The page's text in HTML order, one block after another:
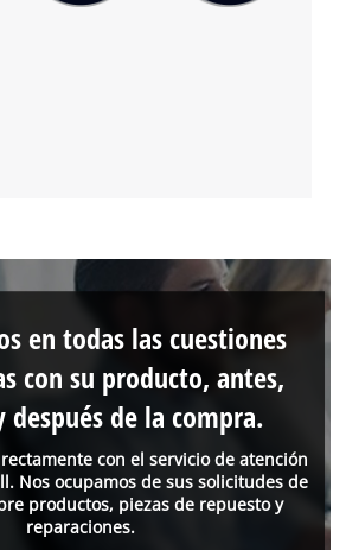
con el servicio de atención
Nos ocupamos de sus solicitudes de
productos, piezas de repuesto y
reparaciones.
en todas las cuestiones
con su producto, antes,
después de la compra.